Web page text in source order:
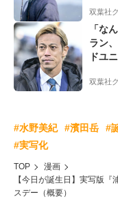
双葉社
「な
ラン
ドユ
「こ
双葉社
#水野美紀 #濱田岳 #
#実写化
TOP
漫画
【今日が誕生日】実写版
スデー（概要）